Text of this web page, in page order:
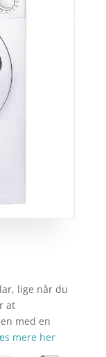
lige når du
at
med en
mere her